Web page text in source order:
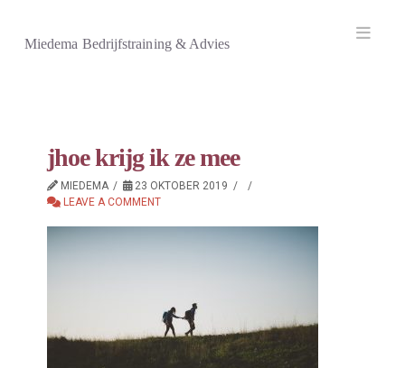
Miedema Bedrijfstraining & Advies
jhoe krijg ik ze mee
MIEDEMA
23 OKTOBER 2019
LEAVE A COMMENT